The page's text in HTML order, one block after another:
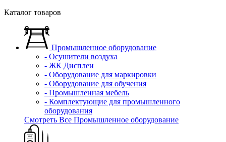
Каталог товаров
Промышленное оборудование
- Осушители воздуха
- ЖК Дисплеи
- Оборудование для маркировки
- Оборудование для обучения
- Промышленная мебель
- Комплектующие для промышленного
оборудования
Смотреть Все Промышленное оборудование